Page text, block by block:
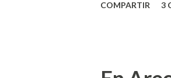
COMPARTIR 3